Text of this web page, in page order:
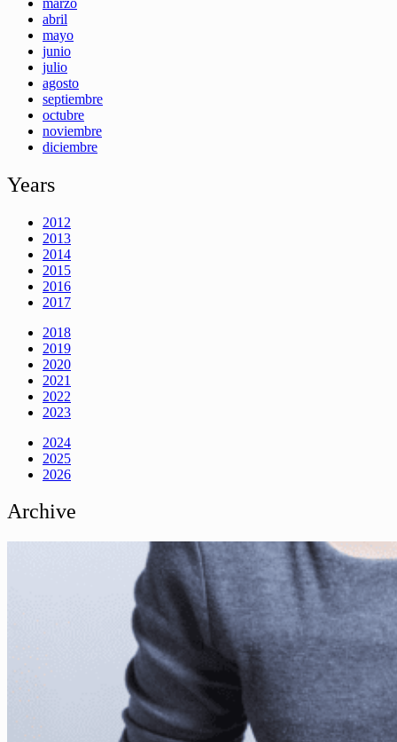
abril
mayo
junio
julio
agosto
septiembre
octubre
noviembre
diciembre
Years
2012
2013
2014
2015
2016
2017
2018
2019
2020
2021
2022
2023
2024
2025
2026
Archive